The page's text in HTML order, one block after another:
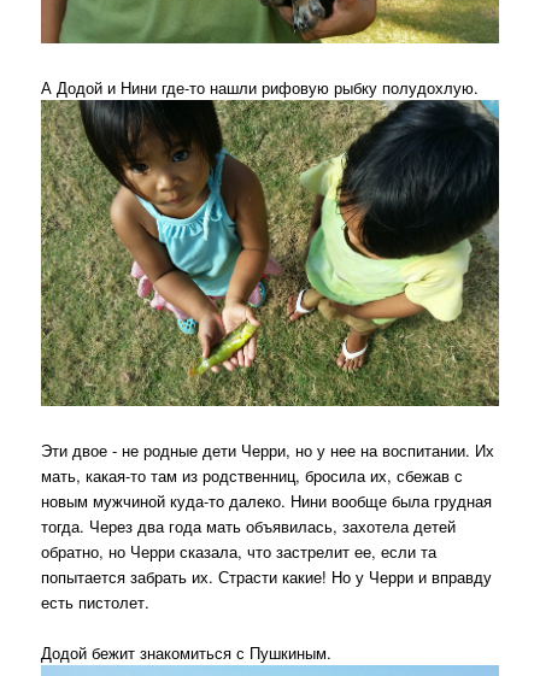
А Додой и Нини где-то нашли рифовую рыбку полудохлую.
Эти двое - не родные дети Черри, но у нее на воспитании. Их
мать, какая-то там из родственниц, бросила их, сбежав с
новым мужчиной куда-то далеко. Нини вообще была грудная
тогда. Через два года мать объявилась, захотела детей
обратно, но Черри сказала, что застрелит ее, если та
попытается забрать их. Страсти какие! Но у Черри и вправду
есть пистолет.
Додой бежит знакомиться с Пушкиным.